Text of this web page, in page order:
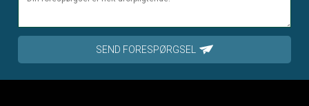
SEND FORESPØRGSEL